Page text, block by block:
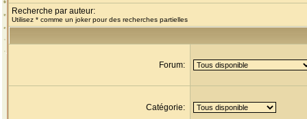
Recherche par auteur:
Utilisez * comme un joker pour des recherches partielles
Forum:
Catégorie: